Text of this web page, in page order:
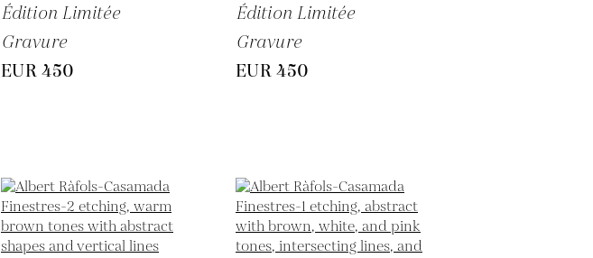
Édition Limitée
Gravure
EUR 450
Édition Limitée
Gravure
EUR 450